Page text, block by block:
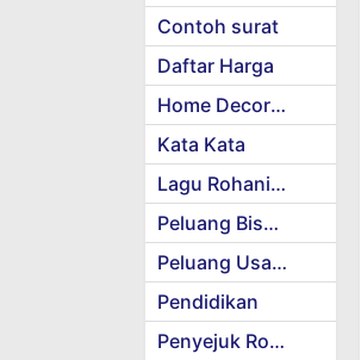
Contoh surat
Daftar Harga
Home Decoration
Kata Kata
Lagu Rohani Kristen
Peluang Bisnis
Peluang Usaha
Pendidikan
Penyejuk Rohani